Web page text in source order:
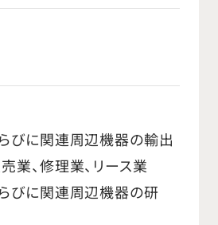
びに関連周辺機器の輸出
業、修理業、リース業
びに関連周辺機器の研